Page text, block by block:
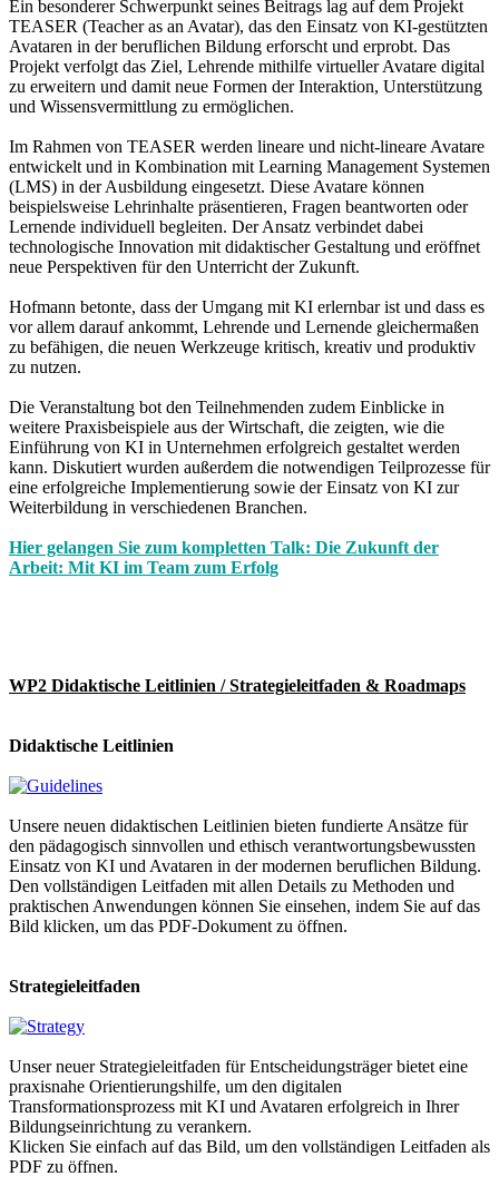
Ein besonderer Schwerpunkt seines Beitrags lag auf dem Projekt
TEASER (Teacher as an Avatar), das den Einsatz von KI-gestützten
Avataren in der beruflichen Bildung erforscht und erprobt. Das
Projekt verfolgt das Ziel, Lehrende mithilfe virtueller Avatare digital
zu erweitern und damit neue Formen der Interaktion, Unterstützung
und Wissensvermittlung zu ermöglichen.
Im Rahmen von TEASER werden lineare und nicht-lineare Avatare
entwickelt und in Kombination mit Learning Management Systemen
(LMS) in der Ausbildung eingesetzt. Diese Avatare können
beispielsweise Lehrinhalte präsentieren, Fragen beantworten oder
Lernende individuell begleiten. Der Ansatz verbindet dabei
technologische Innovation mit didaktischer Gestaltung und eröffnet
neue Perspektiven für den Unterricht der Zukunft.
Hofmann betonte, dass der Umgang mit KI erlernbar ist und dass es
vor allem darauf ankommt, Lehrende und Lernende gleichermaßen
zu befähigen, die neuen Werkzeuge kritisch, kreativ und produktiv
zu nutzen.
Die Veranstaltung bot den Teilnehmenden zudem Einblicke in
weitere Praxisbeispiele aus der Wirtschaft, die zeigten, wie die
Einführung von KI in Unternehmen erfolgreich gestaltet werden
kann. Diskutiert wurden außerdem die notwendigen Teilprozesse für
eine erfolgreiche Implementierung sowie der Einsatz von KI zur
Weiterbildung in verschiedenen Branchen.
Hier gelangen Sie zum kompletten Talk: Die Zukunft der
Arbeit: Mit KI im Team zum Erfolg
WP2 Didaktische Leitlinien / Strategieleitfaden & Roadmaps
Didaktische Leitlinien
Unsere neuen didaktischen Leitlinien bieten fundierte Ansätze für
den pädagogisch sinnvollen und ethisch verantwortungsbewussten
Einsatz von KI und Avataren in der modernen beruflichen Bildung.
Den vollständigen Leitfaden mit allen Details zu Methoden und
praktischen Anwendungen können Sie einsehen, indem Sie auf das
Bild klicken, um das PDF-Dokument zu öffnen.
Strategieleitfaden
Unser neuer Strategieleitfaden für Entscheidungsträgerbietet eine
praxisnahe Orientierungshilfe, um den digitalen
Transformationsprozess mit KI und Avataren erfolgreich in Ihrer
Bildungseinrichtung zu verankern.
Klicken Sie einfach auf das Bild, um den vollständigen Leitfaden als
PDF zu öffnen.